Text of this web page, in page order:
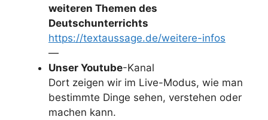
weiteren Themen des
Deutschunterrichts
https://textaussage.de/weitere-infos
—
Unser Youtube-Kanal
Dort zeigen wir im Live-Modus, wie man
bestimmte Dinge sehen, verstehen oder
machen kann.